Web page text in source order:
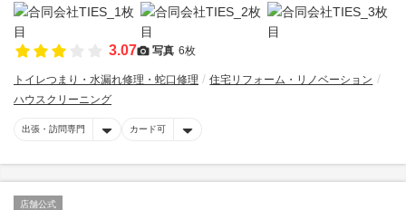
3.07 写真 6枚
トイレつまり・水漏れ修理・蛇口修理
住宅リフォーム・リノベーション
ハウスクリーニング
出張・訪問専門 カード可
店舗公式